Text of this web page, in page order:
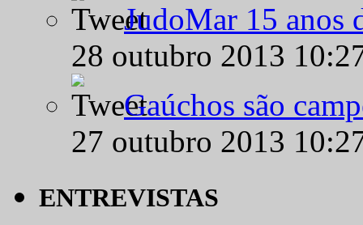
JudoMar 15 anos
28 outubro 2013
Gaúchos são
27 outubro 2013
ENTREVISTAS